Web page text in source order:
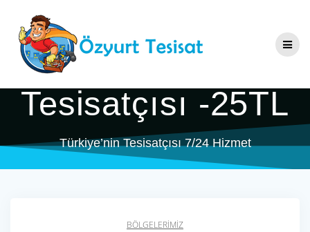
content
Uyanış Mahallesi
Tesisatçı & Su
Tesisatçısı -25TL
Türkiye’nin Tesisatçısı 7/24 Hizmet
BÖLGELERIMIZ